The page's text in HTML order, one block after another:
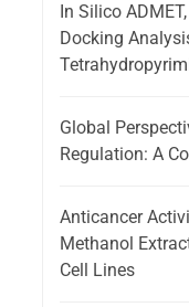
In Silico
Docking
Global
Regulation: A
Anticancer
Methanol
Cell Lines